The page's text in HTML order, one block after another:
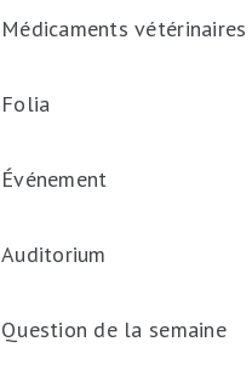
Médicaments vétérinaires
Folia
Événement
Auditorium
Question de la semaine